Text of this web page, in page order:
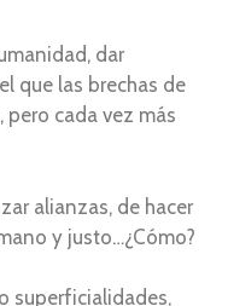
dar
que las brechas de
cada vez más
alianzas, de hacer
y justo…¿Cómo?
superficialidades,